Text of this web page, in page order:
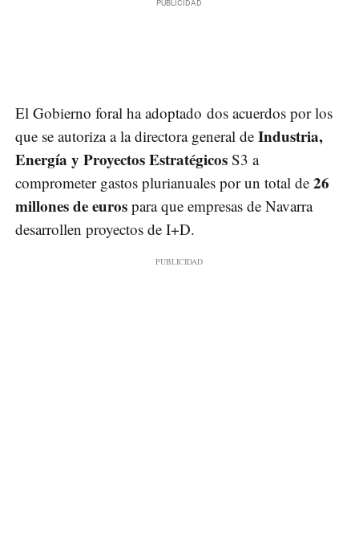
El Gobierno foral ha adoptado dos acuerdos por los
que se autoriza a la directora general de Industria,
Energía y Proyectos Estratégicos S3 a
comprometer gastos plurianuales por un total de 26
millones de euros para que empresas de Navarra
desarrollen proyectos de I+D.